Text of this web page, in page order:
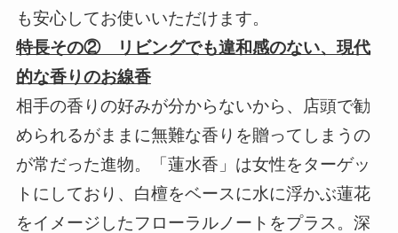
も安心してお使いいただけます。
特長その② リビングでも違和感のない、現代
的な香りのお線香
相手の香りの好みが分からないから、店頭で勧
められるがままに無難な香りを贈ってしまうの
が常だった進物。「蓮水香」は女性をターゲッ
トにしており、白檀をベースに水に浮かぶ蓮花
をイメージしたフローラルノートをプラス。深